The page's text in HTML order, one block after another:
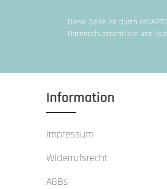
Diese Seite ist durch
Datenschutzrichtlinie und
Information
Impressum
Widerrufsrecht
AGBs